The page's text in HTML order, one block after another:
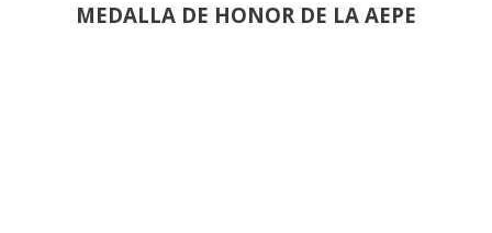
MEDALLA DE HONOR DE LA AEPE